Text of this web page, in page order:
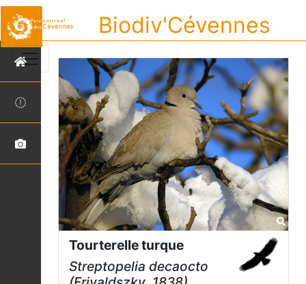
Biodiv'Cévennes
Tourterelle turque
Streptopelia decaocto